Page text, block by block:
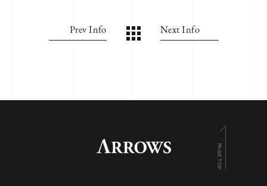
Prev Info Next Info
PAGE TOP